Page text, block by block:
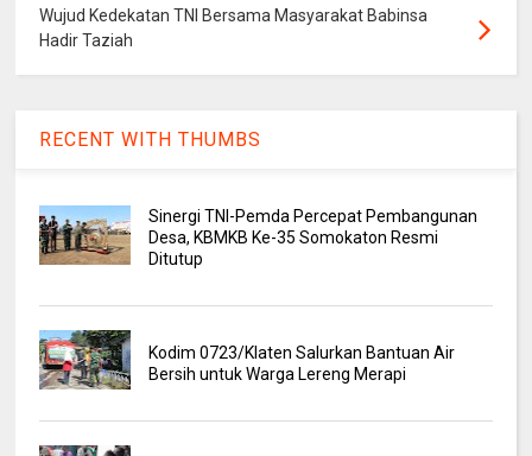
Wujud Kedekatan TNI Bersama Masyarakat Babinsa
Hadir Taziah
RECENT WITH THUMBS
Sinergi TNI-Pemda Percepat Pembangunan
Desa, KBMKB Ke-35 Somokaton Resmi
Ditutup
Kodim 0723/Klaten Salurkan Bantuan Air
Bersih untuk Warga Lereng Merapi